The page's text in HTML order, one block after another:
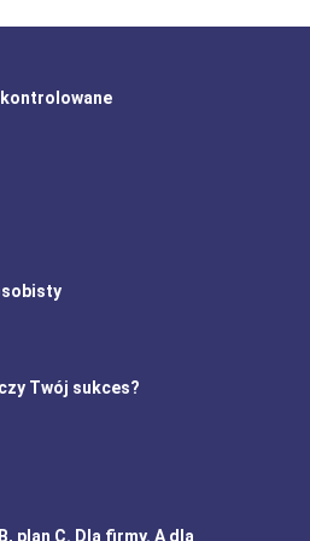
Twój sukces?
plan C. Dla firmy. A dla